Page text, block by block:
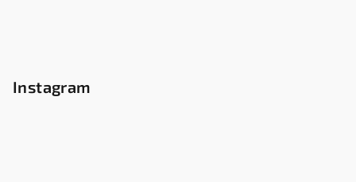
Instagram